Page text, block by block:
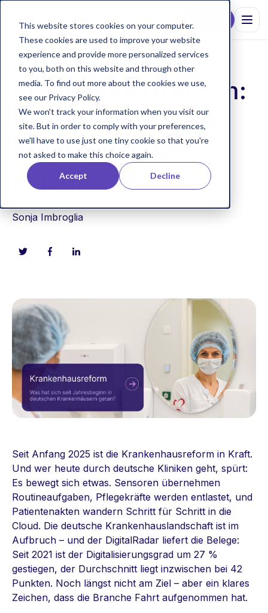
This website stores cookies on your computer.
These cookies are used to improve your website
experience and provide more personalized services
to you, both on this website and through other
media. To find out more about the cookies we use,
see our Privacy Policy.
We won't track your information when you visit our
site. But in order to comply with your preferences,
we'll have to use just one tiny cookie so that you're
not asked to make this choice again.
Accept Decline
Krankenhausreform:
Wo stehen unsere
Krankenhäuser
eigentlich?
Sonja Imbroglia
Seit Anfang 2025 ist die Krankenhausreform in Kraft.
Und wer heute durch deutsche Kliniken geht, spürt:
Es bewegt sich etwas. Sensoren übernehmen
Routineaufgaben, Pflegekräfte werden entlastet, und
Patientenakten wandern Schritt für Schritt in die
Cloud. Die deutsche Krankenhauslandschaft ist im
Aufbruch – und der DigitalRadar liefert die Belege:
Seit 2021 ist der Digitalisierungsgrad um 27 %
gestiegen, der Durchschnitt liegt inzwischen bei 42
Punkten. Noch längst nicht am Ziel – aber ein klares
Zeichen, dass die Branche Fahrt aufgenommen hat.